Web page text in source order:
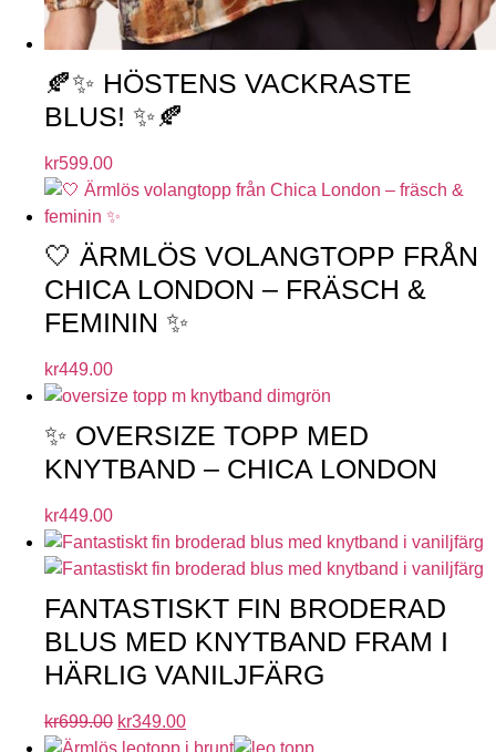
🍂✨ HÖSTENS VACKRASTE
BLUS! ✨🍂
kr599.00
🤍 ÄRMLÖS VOLANGTOPP FRÅN
CHICA LONDON – FRÄSCH &
FEMININ ✨
kr449.00
✨ OVERSIZE TOPP MED
KNYTBAND – CHICA LONDON
kr449.00
FANTASTISKT FIN BRODERAD
BLUS MED KNYTBAND FRAM I
HÄRLIG VANILJFÄRG
kr699.00 kr349.00